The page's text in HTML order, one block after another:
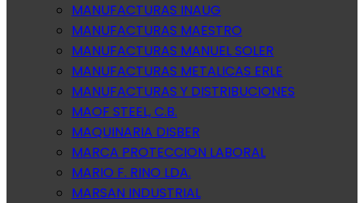
MANUFACTURAS INAUG
MANUFACTURAS MAESTRO
MANUFACTURAS MANUEL SOLER
MANUFACTURAS METALICAS ERLE
MANUFACTURAS Y DISTRIBUCIONES
MAOF STEEL, C.B.
MAQUINARIA DISBER
MARCA PROTECCION LABORAL
MARIO F. RINO LDA.
MARSAN INDUSTRIAL